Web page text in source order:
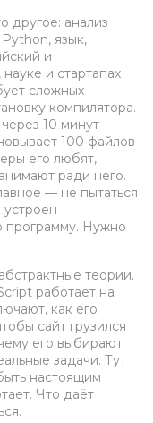
другое: анализ
Python, язык,
и
и стартапах
сложных
компилятора.
10 минут
100 файлов
его любят,
ради него.
— не пытаться
устроен
программу. Нужно
теории.
работает на
как его
сайт грузился
его выбирают
задачи. Тут
настоящим
Что даёт